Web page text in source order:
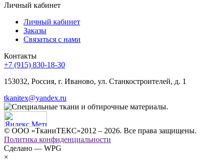
Личный кабинет
Личный кабинет
Заказы
Связаться с нами
Контакты
+7 (915) 830-18-30
153032, Россия, г. Иваново, ул. Станкостроителей, д. 1
tkanitex@yandex.ru
© ООО «ТканиТЕКС»2012 – 2026. Все права защищены.
Политика конфиденциальности
Сделано — WPG
×